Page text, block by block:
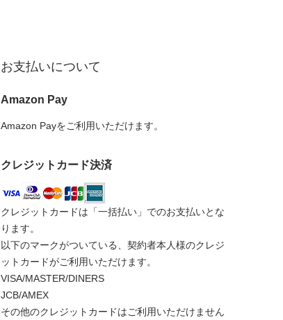
お支払いについて
Amazon Pay
Amazon Payをご利用いただけます。
クレジットカード決済
クレジットカードは「一括払い」でのお支払いとな
ります。
以下のマークがついている、契約者本人様のクレジ
ットカードがご利用いただけます。
VISA/MASTER/DINERS
JCB/AMEX
その他のクレジットカードはご利用いただけません